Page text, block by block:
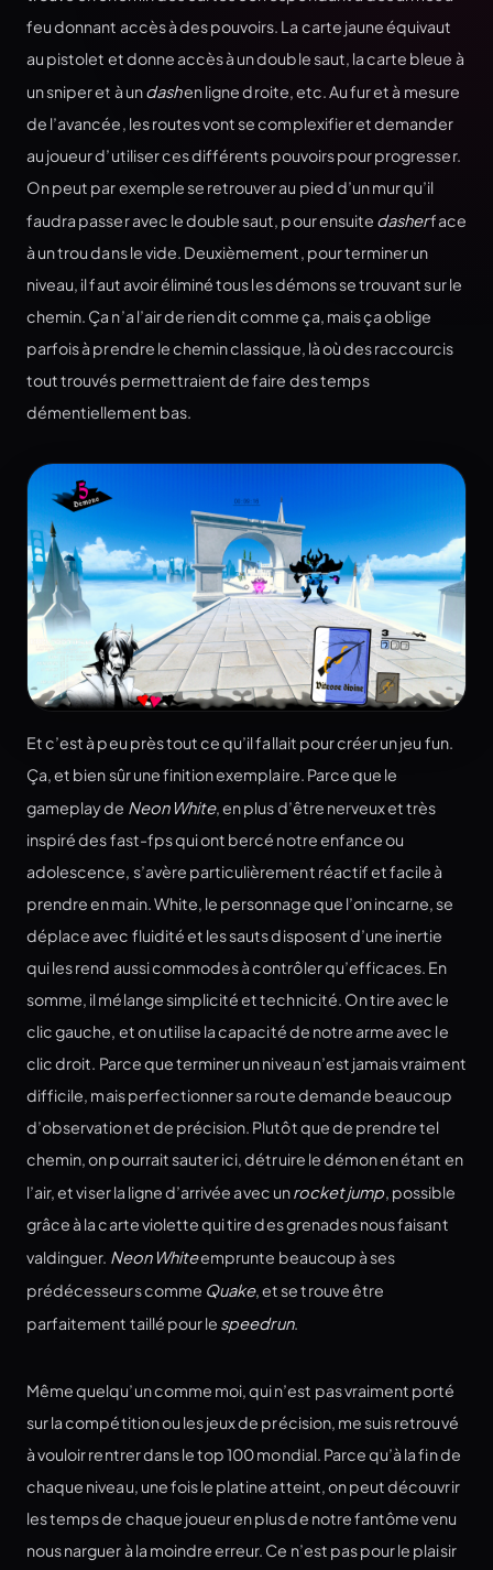
feu donnant accès à des pouvoirs. La carte jaune équivaut
au pistolet et donne accès à un double saut, la carte bleue à
un sniper et à undashen ligne droite, etc. Au fur et à mesure
de l’avancée, les routes vont se complexifier et demander
au joueur d’utiliser ces différents pouvoirs pour progresser.
On peut par exemple se retrouver au pied d’un mur qu’il
faudra passer avec le double saut, pour ensuite dasherface
à un trou dans le vide. Deuxièmement, pour terminer un
niveau, il faut avoir éliminé tous les démons se trouvant sur le
chemin. Ça n’a l’air de rien dit comme ça, mais ça oblige
parfois à prendre le chemin classique, là où des raccourcis
tout trouvés permettraient de faire des temps
démentiellement bas.
Et c’est à peu près tout ce qu’il fallait pour créer un jeu fun.
Ça, et bien sûr une finition exemplaire. Parce que le
gameplay de Neon White, en plus d’être nerveux et très
inspiré des fast-fps qui ont bercé notre enfance ou
adolescence, s’avère particulièrement réactif et facile à
prendre en main. White, le personnage que l’on incarne, se
déplace avec fluidité et les sauts disposent d’une inertie
qui les rend aussi commodes à contrôler qu’efficaces. En
somme, il mélange simplicité et technicité. On tire avec le
clic gauche, et on utilise la capacité de notre arme avec le
clic droit. Parce que terminer un niveau n’est jamais vraiment
difficile, mais perfectionner sa route demande beaucoup
d’observation et de précision. Plutôt que de prendre tel
chemin, on pourrait sauter ici, détruire le démon en étant en
l’air, et viser la ligne d’arrivée avec unrocket jump, possible
grâce à la carte violette qui tire des grenades nous faisant
valdinguer. Neon Whiteemprunte beaucoup à ses
prédécesseurs comme Quake, et se trouve être
parfaitement taillé pour le speedrun.
Même quelqu’un comme moi, qui n’est pas vraiment porté
sur la compétition ou les jeux de précision, me suis retrouvé
à vouloir rentrer dans le top 100 mondial. Parce qu’à la fin de
chaque niveau, une fois le platine atteint, on peut découvrir
les temps de chaque joueur en plus de notre fantôme venu
nous narguer à la moindre erreur. Ce n’est pas pour le plaisir